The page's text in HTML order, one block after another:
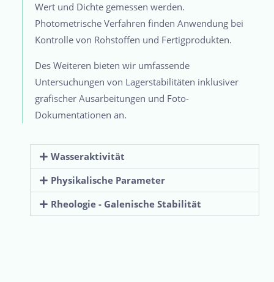
Wert und Dichte gemessen werden.
Photometrische Verfahren finden Anwendung bei
Kontrolle von Rohstoffen und Fertigprodukten.
Des Weiteren bieten wir umfassende
Untersuchungen von Lagerstabilitäten inklusiver
grafischer Ausarbeitungen und Foto-
Dokumentationen an.
Wasseraktivität
Physikalische Parameter
Rheologie - Galenische Stabilität